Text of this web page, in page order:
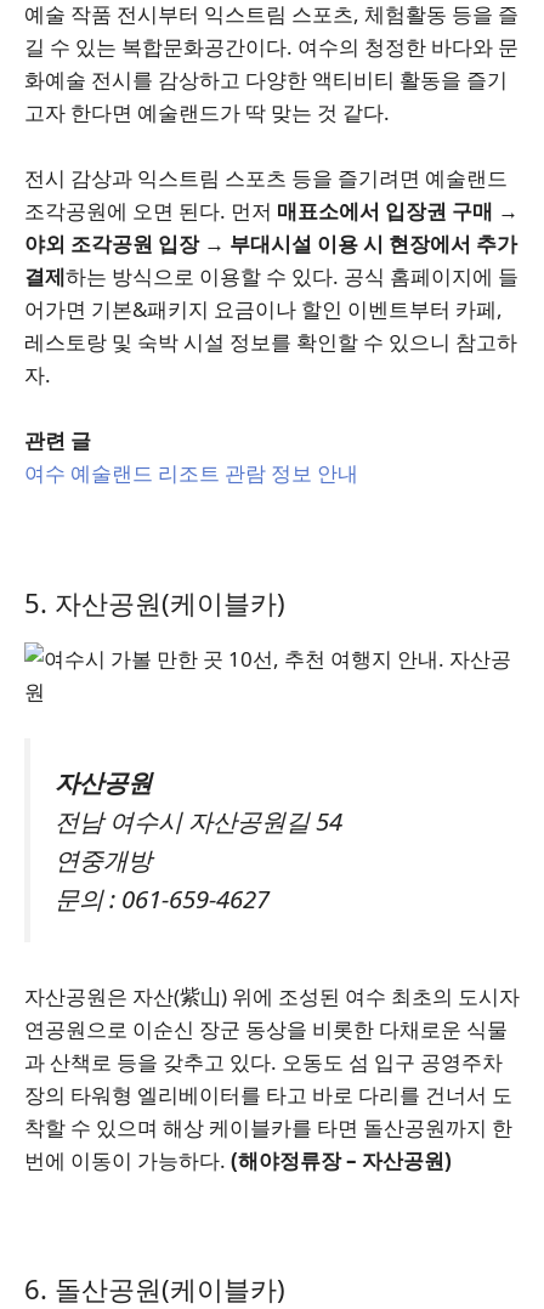
예술 작품 전시부터 익스트림 스포츠, 체험활동 등을 즐
길 수 있는 복합문화공간이다. 여수의 청정한 바다와 문
화예술 전시를 감상하고 다양한 액티비티 활동을 즐기
고자 한다면 예술랜드가 딱 맞는 것 같다.
전시 감상과 익스트림 스포츠 등을 즐기려면 예술랜드
조각공원에 오면 된다. 먼저 매표소에서 입장권 구매 →
야외 조각공원 입장 → 부대시설 이용 시 현장에서 추가
결제하는 방식으로 이용할 수 있다. 공식 홈페이지에 들
어가면 기본&패키지 요금이나 할인 이벤트부터 카페,
레스토랑 및 숙박 시설 정보를 확인할 수 있으니 참고하
자.
관련 글
여수 예술랜드 리조트 관람 정보 안내
5. 자산공원(케이블카)
자산공원
전남 여수시 자산공원길 54
연중개방
문의 : 061-659-4627
자산공원은 자산(紫山) 위에 조성된 여수 최초의 도시자
연공원으로 이순신 장군 동상을 비롯한 다채로운 식물
과 산책로 등을 갖추고 있다. 오동도 섬 입구 공영주차
장의 타워형 엘리베이터를 타고 바로 다리를 건너서 도
착할 수 있으며 해상 케이블카를 타면 돌산공원까지 한
번에 이동이 가능하다. (해야정류장 – 자산공원)
6. 돌산공원(케이블카)